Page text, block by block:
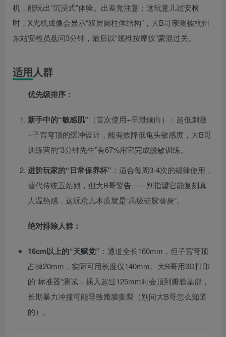
机，能玩出“沉浸式”体验。出差党注意：这玩意儿过安检
时，X光机成像会显示“双层圆柱体结构”，大B哥亲测被杭州
东站安检员盘问3分钟，最后以“颈椎按摩仪”蒙混过关。
适用人群
优先级排序：
新手中的“敏感肌” （首次使用+早泄倾向）：超低刺激
+子宫穹顶的缓冲设计，能有效降低龟头敏感度，大B哥
训练营的“3分钟先生”有67%用它完成脱敏训练。
进阶玩家的“日常保养杯” ：适合每周3-4次的规律使用，
替代传统五姑娘，但大B哥警告——别指望它能复刻真
人温热感，这玩意儿本质就是“高级硅胶替身”。
绝对排除人群：
16cm以上的“天赋党” ：通道全长160mm，但子宫穹顶
占掉20mm，实际可用长度仅140mm。大B哥用3D打印
的“标准器”测试，插入超过125mm时会顶到瓣膜基部，
长期暴力冲撞可能导致瓣膜撕裂（别问大B哥怎么知道
的）。